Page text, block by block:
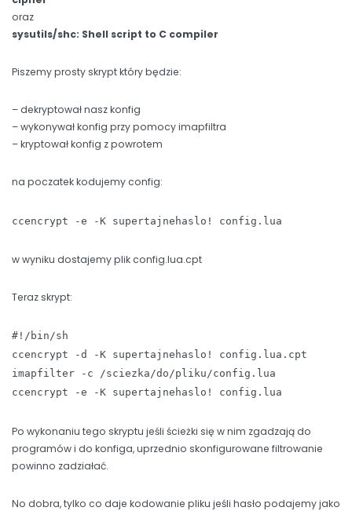
oraz
sysutils/shc: Shell script to C compiler
Piszemy prosty skrypt który będzie:
– dekryptował nasz konfig
– wykonywał konfig przy pomocy imapfiltra
– kryptował konfig z powrotem
na poczatek kodujemy config:
ccencrypt -e -K supertajnehaslo! config.lua
w wyniku dostajemy plik config.lua.cpt
Teraz skrypt:
#!/bin/sh
ccencrypt -d -K supertajnehaslo! config.lua.cpt
imapfilter -c /sciezka/do/pliku/config.lua
ccencrypt -e -K supertajnehaslo! config.lua
Po wykonaniu tego skryptu jeśli ścieżki się w nim zgadzają do
programów i do konfiga, uprzednio skonfigurowane filtrowanie
powinno zadziałać.
No dobra, tylko co daje kodowanie pliku jeśli hasło podajemy jako